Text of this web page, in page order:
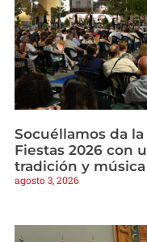
Socuéllamos da
Fiestas 2026 con
tradición y música
agosto 3, 2026